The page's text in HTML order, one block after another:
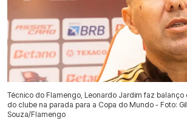
Técnico do Flamengo, Leonardo Jardim faz balanço
do clube na parada para a Copa do Mundo - Foto:
Souza/Flamengo